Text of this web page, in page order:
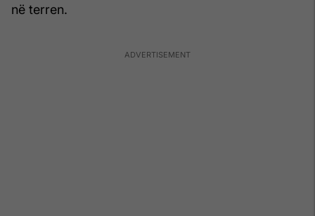
në terren.